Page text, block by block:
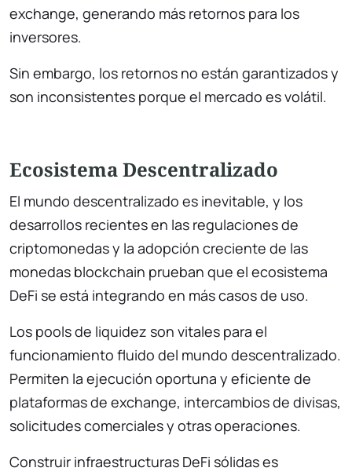
exchange, generando más retornos para los
inversores.
Sin embargo, los retornos no están garantizados y
son inconsistentes porque el mercado es volátil.
Ecosistema Descentralizado
El mundo descentralizado es inevitable, y los
desarrollos recientes en las regulaciones de
criptomonedas y la adopción creciente de las
monedas blockchain prueban que el ecosistema
DeFi se está integrando en más casos de uso.
Los pools de liquidez son vitales para el
funcionamiento fluido del mundo descentralizado.
Permiten la ejecución oportuna y eficiente de
plataformas de exchange, intercambios de divisas,
solicitudes comerciales y otras operaciones.
Construir infraestructuras DeFi sólidas es